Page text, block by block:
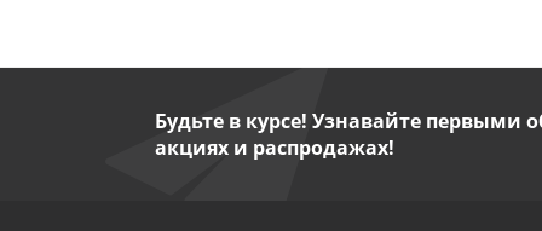
Будьте в курсе! Узнавайте первыми
акциях и распродажах!